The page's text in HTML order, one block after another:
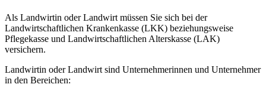
Als Landwirtin oder Landwirt müssen Sie sich bei der
Landwirtschaftlichen Krankenkasse (LKK) beziehungsweise
Pflegekasse und Landwirtschaftlichen Alterskasse (LAK)
versichern.
Landwirtin oder Landwirt sind Unternehmerinnen und Unternehmer
in den Bereichen: